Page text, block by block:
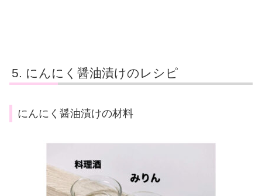
にんにく醤油漬けのレシピ
にんにく醤油漬けの材料